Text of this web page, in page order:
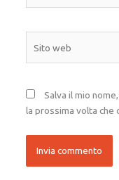
web
Salva il mio
la prossima volta che